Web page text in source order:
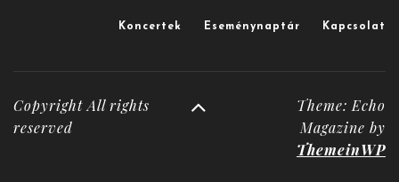
Koncertek Eseménynaptár Kapcsolat
Copyright All rights
reserved
Theme: Echo
Magazine by
ThemeinWP